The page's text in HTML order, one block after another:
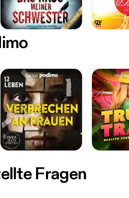
Fragen